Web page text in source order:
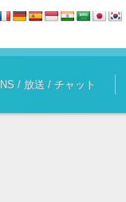
/ 放送 / チャット